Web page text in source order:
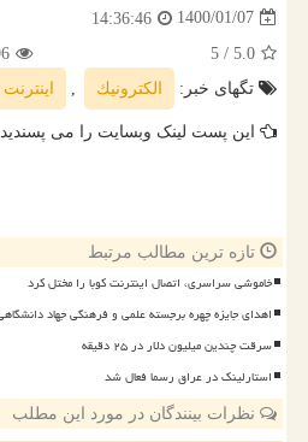
1400/01/07
14:36:46
5.0
/ 5
تگهای خبر:
الكترونیك اینترنت
این پست لینک وبسایت را می
تازه ترین مطالب مرتبط
خاموشی سراسری، اتصال اینترنت کوبا را مختل کرد
اهدای جایزه چهره برجسته علمی و فرهنگی جهاد
سرقت چندین میلیون دلار در ۲۵ دقیقه
استارلینک در عراق رسما فعال شد
نظرات بینندگان در مورد این مطلب